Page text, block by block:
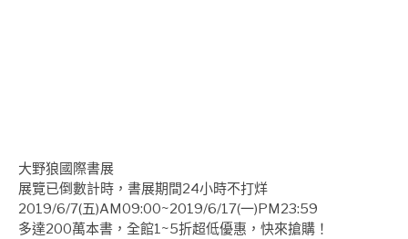
大野狼國際書展
展覽已倒數計時，書展期間24小時不打烊
2019/6/7(五)AM09:00~2019/6/17(一)PM23:59
多達200萬本書，全館1~5折超低優惠，快來搶購！